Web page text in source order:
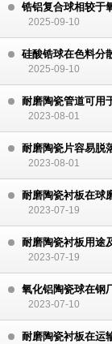
锆铝复合球相较于
2025-09-10
硅酸锆球在色料分
2025-09-10
耐磨陶瓷管道可用
2023-08-01
耐磨陶瓷片容易脱
2023-08-01
耐磨陶瓷衬板在球
2023-07-19
耐磨陶瓷衬板用途
2023-07-19
氧化铝陶瓷球在钢
2023-07-10
耐磨陶瓷衬板在运